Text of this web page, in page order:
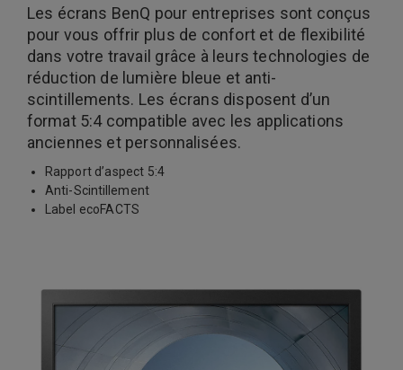
Les écrans BenQ pour entreprises sont conçus
pour vous offrir plus de confort et de flexibilité
dans votre travail grâce à leurs technologies de
réduction de lumière bleue et anti-
scintillements. Les écrans disposent d’un
format 5:4 compatible avec les applications
anciennes et personnalisées.
Rapport d’aspect 5:4
Anti-Scintillement
Label ecoFACTS